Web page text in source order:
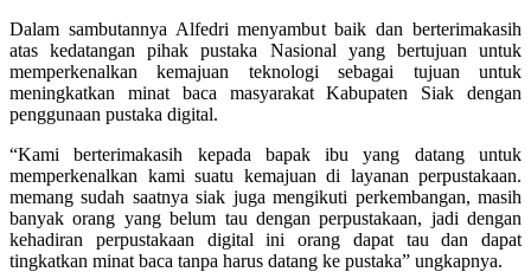
Dalam sambutannya Alfedri menyambut baik dan berterimakasih
atas kedatangan pihak pustaka Nasional yang bertujuan untuk
memperkenalkan kemajuan teknologi sebagai tujuan untuk
meningkatkan minat baca masyarakat Kabupaten Siak dengan
penggunaan pustaka digital.
“Kami berterimakasih kepada bapak ibu yang datang untuk
memperkenalkan kami suatu kemajuan di layanan perpustakaan.
memang sudah saatnya siak juga mengikuti perkembangan, masih
banyak orang yang belum tau dengan perpustakaan, jadi dengan
kehadiran perpustakaan digital ini orang dapat tau dan dapat
tingkatkan minat baca tanpa harus datang ke pustaka” ungkapnya.